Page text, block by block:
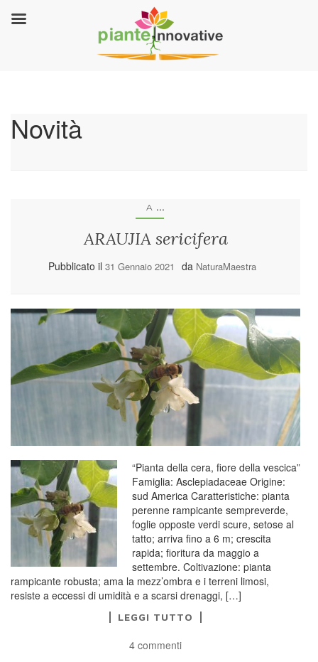
Novità
A ...
ARAUJIA sericifera
Pubblicato il 31 Gennaio 2021 da NaturaMaestra
“Pianta della cera, fiore della vescica”
Famiglia: Asclepiadaceae Origine:
sud America Caratteristiche: pianta
perenne rampicante sempreverde,
foglie opposte verdi scure, setose al
tatto; arriva fino a 6 m; crescita
rapida; fioritura da maggio a
settembre. Coltivazione: pianta
rampicante robusta; ama la mezz’ombra e i terreni limosi,
resiste a eccessi di umidità e a scarsi drenaggi, […]
LEGGI TUTTO
4 commenti